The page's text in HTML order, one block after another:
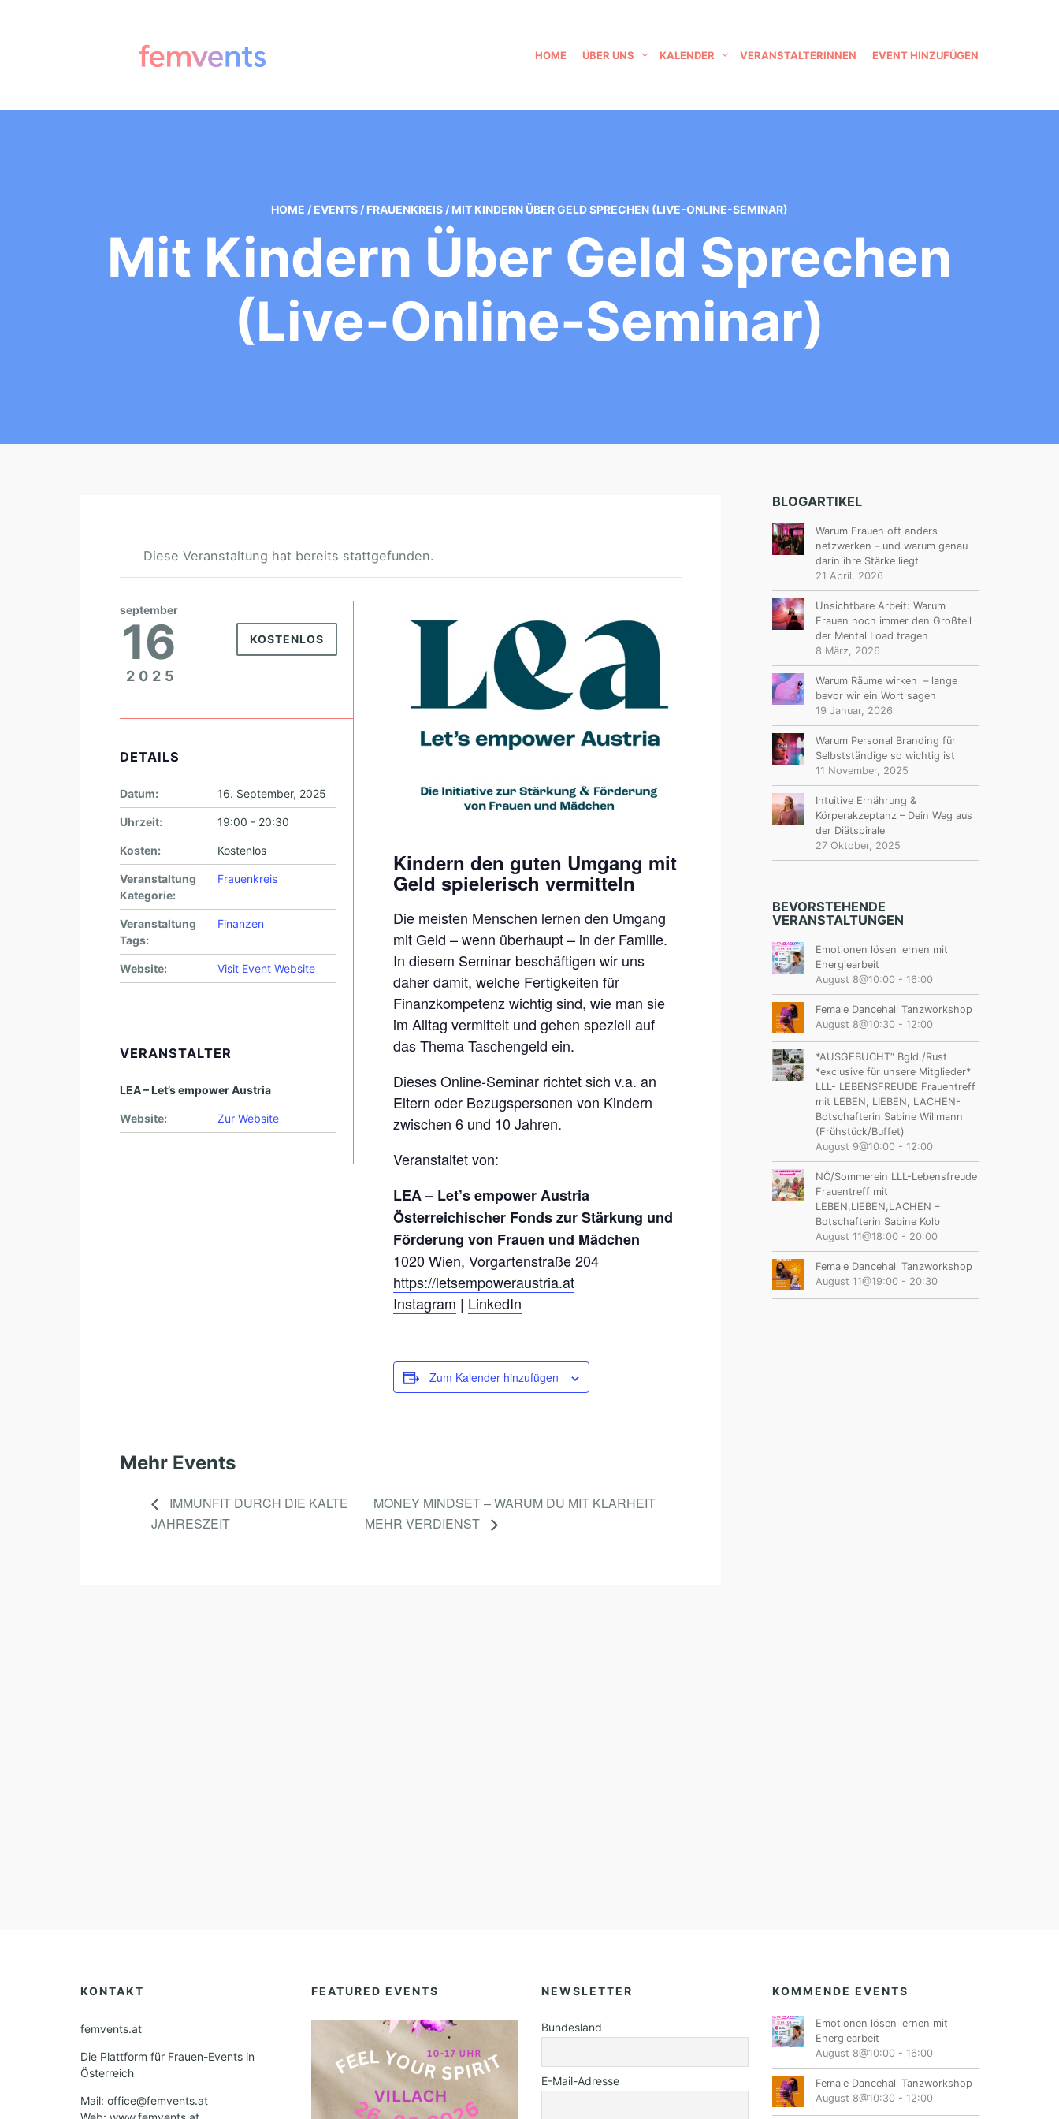
HOME ÜBER UNS KALENDER VERANSTALTERINNEN EVENT HINZUFÜGEN
HOME / EVENTS / FRAUENKREIS / MIT KINDERN ÜBER GELD SPRECHEN (LIVE-ONLINE-SEMINAR)
Mit Kindern Über Geld Sprechen
(Live-Online-Seminar)
Diese Veranstaltung hat bereits stattgefunden.
M
Ü
B
E
R
G
E
L
D
S
R
E
C
H
N
(
L
I
V
E
O
N
-
S
Kindern den guten Umgang mit
Geld spielerisch vermitteln
Die meisten Menschen lernen den Umgang
mit Geld – wenn überhaupt – in der Familie.
In diesem Seminar beschäftigen wir uns
daher damit, welche Fertigkeiten für
Finanzkompetenz wichtig sind, wie man sie
im Alltag vermittelt und gehen speziell auf
das Thema Taschengeld ein.
Dieses Online-Seminar richtet sich v.a. an
Eltern oder Bezugspersonen von Kindern
zwischen 6 und 10 Jahren.
Veranstaltet von:
LEA– Let’s empower Austria
Österreichischer Fonds zur Stärkung und
Förderung von Frauen und Mädchen
1020 Wien, Vorgartenstraße 204
https://letsempoweraustria.at
Instagram | LinkedIn
Zum Kalender hinzufügen
september
16
2025
KOSTENLOS
DETAILS
Datum: 16. September, 2025
Uhrzeit: 19:00 - 20:30
Kosten: Kostenlos
Veranstaltung
Kategorie:
Frauenkreis
Veranstaltung
Tags:
Finanzen
Website: Visit Event Website
VERANSTALTER
LEA – Let’s empower Austria
Website: Zur Website
Mehr Events
IMMUNFIT DURCH DIE KALTE
JAHRESZEIT
MONEY MINDSET – WARUM DU MIT KLARHEIT
MEHR VERDIENST
BLOGARTIKEL
Warum Frauen oft anders
netzwerken – und warum genau
darin ihre Stärke liegt
21 April, 2026
Unsichtbare Arbeit: Warum
Frauen noch immer den Großteil
der Mental Load tragen
8 März, 2026
Warum Räume wirken – lange
bevor wir ein Wort sagen
19 Januar, 2026
Warum Personal Branding für
Selbstständige so wichtig ist
11 November, 2025
Intuitive Ernährung &
Körperakzeptanz – Dein Weg aus
der Diätspirale
27 Oktober, 2025
BEVORSTEHENDE
VERANSTALTUNGEN
Emotionen lösen lernen mit
Energiearbeit
August 8@10:00- 16:00
Female Dancehall Tanzworkshop
August 8@10:30- 12:00
*AUSGEBUCHT“ Bgld./Rust
*exclusive für unsere Mitglieder*
LLL- LEBENSFREUDE Frauentreff
mit LEBEN, LIEBEN, LACHEN-
Botschafterin Sabine Willmann
(Frühstück/Buffet)
August 9@10:00- 12:00
NÖ/Sommerein LLL-Lebensfreude
Frauentreff mit
LEBEN,LIEBEN,LACHEN –
Botschafterin Sabine Kolb
August 11@18:00- 20:00
Female Dancehall Tanzworkshop
August 11@19:00- 20:30
KONTAKT
femvents.at
Die Plattform für Frauen-Events in
Österreich
Mail: office@femvents.at
FEATURED EVENTS NEWSLETTER
Bundesland
E-Mail-Adresse
KOMMENDE EVENTS
Emotionen lösen lernen mit
Energiearbeit
August 8@10:00- 16:00
Female Dancehall Tanzworkshop
August 8@10:30- 12:00